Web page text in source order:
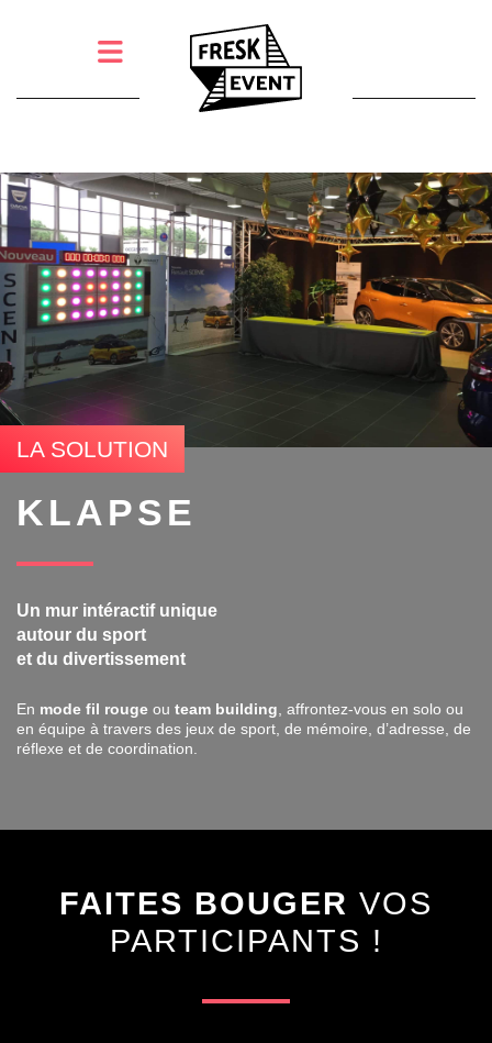
LA SOLUTION
KLAPSE
Un mur intéractif unique
autour du sport
et du divertissement
En mode fil rouge ou team building , affrontez-vous en solo ou
en équipe à travers des jeux de sport, de mémoire, d’adresse, de
réflexe et de coordination.
FAITES BOUGER VOS
PARTICIPANTS !